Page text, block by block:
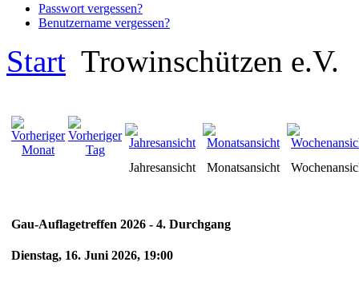
Passwort vergessen?
Benutzername vergessen?
Start Trowinschützen e.V.
Jahresansicht Monatsansicht
Gau-Auflagetreffen 2026 - 4. Durchgang
Dienstag, 16. Juni 2026, 19:00